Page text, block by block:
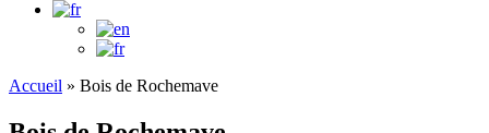
Accueil » Bois de Rochemave